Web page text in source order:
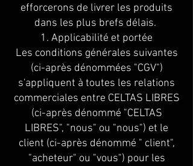
efforcerons de livrer les produits
dans les plus brefs délais.
1. Applicabilité et portée
Les conditions générales suivantes
(ci-après dénommées "CGV")
s'appliquent à toutes les relations
commerciales entre CELTAS LIBRES
(ci-après dénommé "CELTAS
LIBRES", "nous" ou "nous") et le
client (ci-après dénommé " client",
"acheteur" ou "vous") pour les